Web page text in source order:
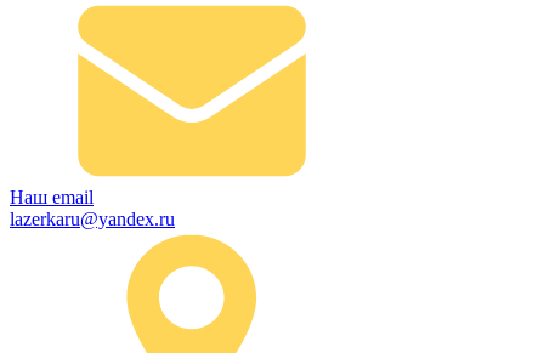
Наш email
lazerkaru@yandex.ru